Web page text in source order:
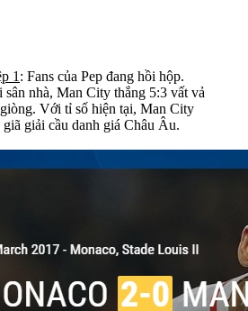
1 : Fans của Pep đang hồi hộp.
nhà, Man City thắng 5:3 vất vả
Với tỉ số hiện tại, Man City
giải cầu danh giá Châu Âu.